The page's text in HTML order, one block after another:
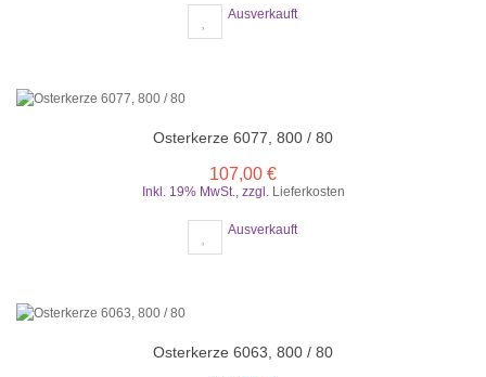
Ausverkauft
Osterkerze 6077, 800 / 80
107,00 €
Inkl. 19% MwSt. zzgl. Lieferkosten
Ausverkauft
Osterkerze 6063, 800 / 80